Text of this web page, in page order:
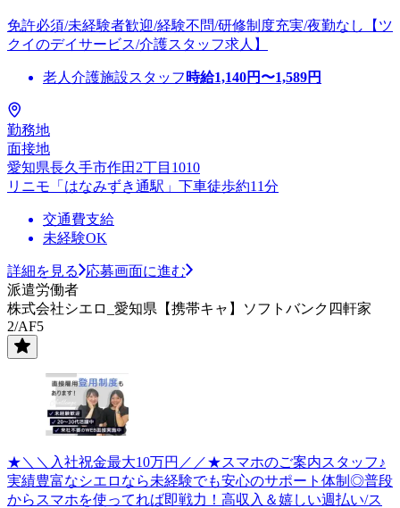
免許必須/未経験者歓迎/経験不問/研修制度充実/夜勤なし【ツ
クイのデイサービス/介護スタッフ求人】
老人介護施設スタッフ 時給1,140円〜1,589円
勤務地
面接地
愛知県長久手市作田2丁目1010
リニモ「はなみずき通駅」下車徒歩約11分
交通費支給
未経験OK
詳細を見る
応募画面に進む
派遣労働者
株式会社シエロ_愛知県【携帯キャ】ソフトバンク四軒家
2/AF5
★＼＼入社祝金最大10万円／／★スマホのご案内スタッフ♪
実績豊富なシエロなら未経験でも安心のサポート体制◎普段
からスマホを使ってれば即戦力！高収入＆嬉しい週払い/ス